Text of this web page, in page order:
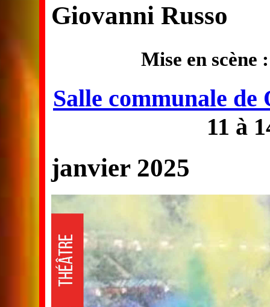
Giovanni Russo
Mise en scène
Salle communale de
11 à
janvier 2025